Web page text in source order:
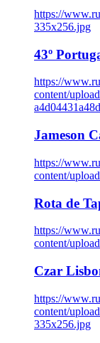
https://
335x256.jpg
43º
https://
content/
Jameson
https://
content/
Rota de
https://
content/
Czar
https://
content/
335x256.jpg